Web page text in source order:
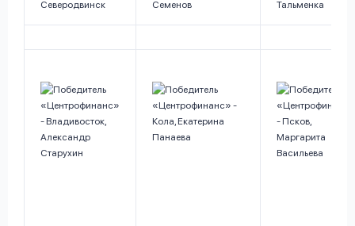
Северодвинск Семенов Тальменка